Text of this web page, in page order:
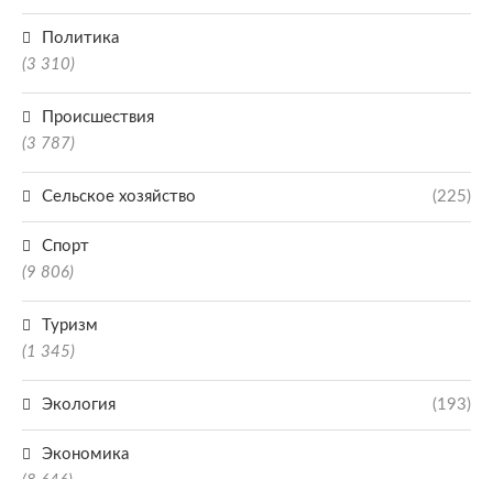
Политика
(3 310)
Происшествия
(3 787)
Сельское хозяйство (225)
Спорт
(9 806)
Туризм
(1 345)
Экология (193)
Экономика